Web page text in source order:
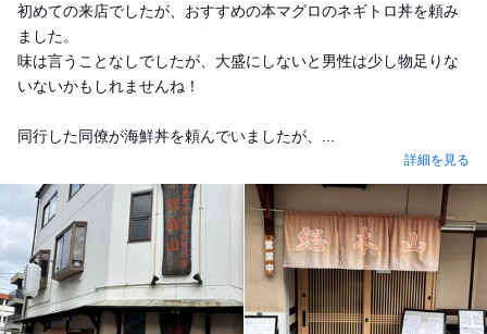
初めての来店でしたが、おすすめの本マグロのネギトロ丼を頼み
ました。
味は言うことなしでしたが、大盛にしないと男性は少し物足りな
いないかもしれませんね！
同行した同僚が海鮮丼を頼んでいましたが、...
詳細を見る